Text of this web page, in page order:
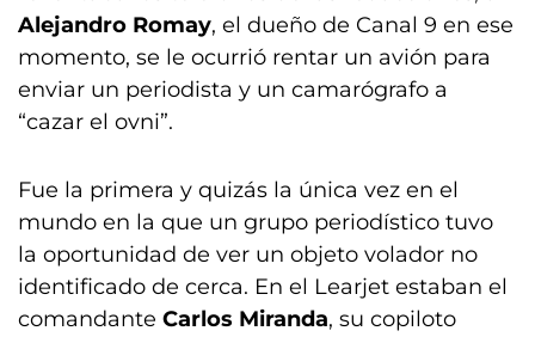
Alejandro Romay, el dueño de Canal 9 en ese
momento, se le ocurrió rentar un avión para
enviar un periodista y un camarógrafo a
“cazar el ovni”.
Fue la primera y quizás la única vez en el
mundo en la que un grupo periodístico tuvo
la oportunidad de ver un objeto volador no
identificado de cerca. En el Learjet estaban el
comandante Carlos Miranda, su copiloto